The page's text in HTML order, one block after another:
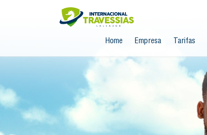
Home Empresa Tarifas